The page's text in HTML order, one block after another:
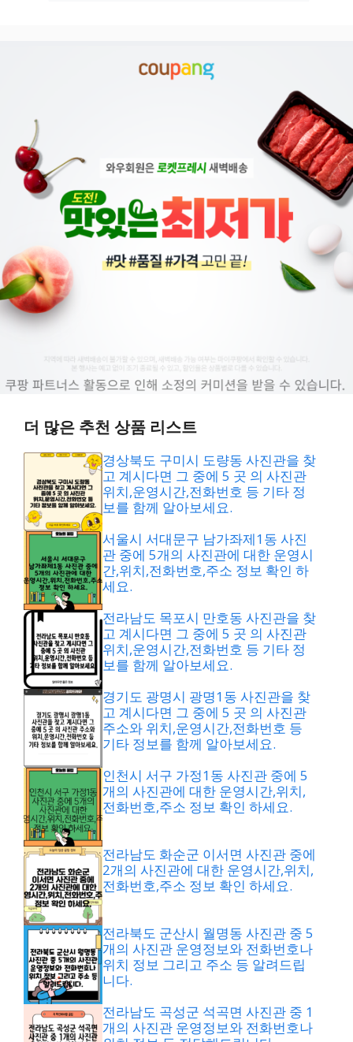
더 많은 추천 상품 리스트
경상북도 구미시 도량동 사진관을 찾
고 계시다면 그 중에 5 곳 의 사진관
위치,운영시간,전화번호 등 기타 정
보를 함께 알아보세요.
서울시 서대문구 남가좌제1동 사진
관 중에 5개의 사진관에 대한 운영시
간,위치,전화번호,주소 정보 확인 하
세요.
전라남도 목포시 만호동 사진관을 찾
고 계시다면 그 중에 5 곳 의 사진관
위치,운영시간,전화번호 등 기타 정
보를 함께 알아보세요.
경기도 광명시 광명1동 사진관을 찾
고 계시다면 그 중에 5 곳 의 사진관
주소와 위치,운영시간,전화번호 등
기타 정보를 함께 알아보세요.
인천시 서구 가정1동 사진관 중에 5
개의 사진관에 대한 운영시간,위치,
전화번호,주소 정보 확인 하세요.
전라남도 화순군 이서면 사진관 중에
2개의 사진관에 대한 운영시간,위치,
전화번호,주소 정보 확인 하세요.
전라북도 군산시 월명동 사진관 중 5
개의 사진관 운영정보와 전화번호나
위치 정보 그리고 주소 등 알려드립
니다.
전라남도 곡성군 석곡면 사진관 중 1
개의 사진관 운영정보와 전화번호나